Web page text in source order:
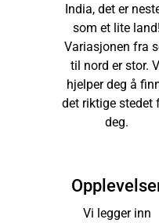
India, det er
som et lite land!
Variasjonen fra
til nord er stor.
hjelper deg å
det riktige stedet
deg.
Vi legger inn